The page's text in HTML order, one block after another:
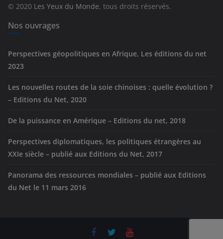
e
s
© 2020 Les Yeux du Monde, tous droits réservés.
Nos ouvrages
Perspectives géopolitiques en Afrique, Les éditions du net
2023
Les nouvelles routes de la soie chinoises : quelle évolution ?
– Editions du Net, 2020
De la puissance en Amérique – Editions du net, 2018
Perspectives diplomatiques, les politiques étrangères au
XXIe siècle – publié aux Editions du Net, 2017
Panorama des ressources mondiales – publié aux Editions
du Net le 11 mars 2016